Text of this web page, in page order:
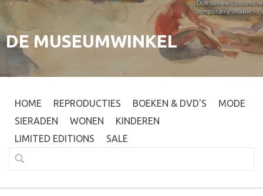
DE MUSEUMWINKEL
HOME REPRODUCTIES BOEKEN & DVD'S
MODE
SIERADEN
WONEN
KINDEREN
LIMITED EDITIONS
SALE